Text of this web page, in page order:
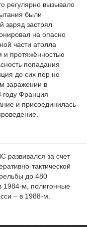
регулярно вызывало
были
заряд застрял
на опасно
части атолла
и протяжённостью
попадания
до сих пор не
заражении в
году Франция
и присоединилась
развивался за счет
тактической
до 480
1984-м, полигонные
– в 1988-м.